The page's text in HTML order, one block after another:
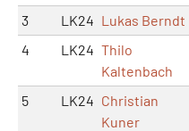
3 LK24 Lukas Berndt
4
LK24 Thilo
Kaltenbach
5 LK24 Christian
Kuner